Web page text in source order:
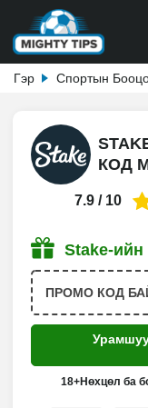
Гэр Спортын
КОД
7.9 / 10
Stake-ийн
18+Нөхцөл ба